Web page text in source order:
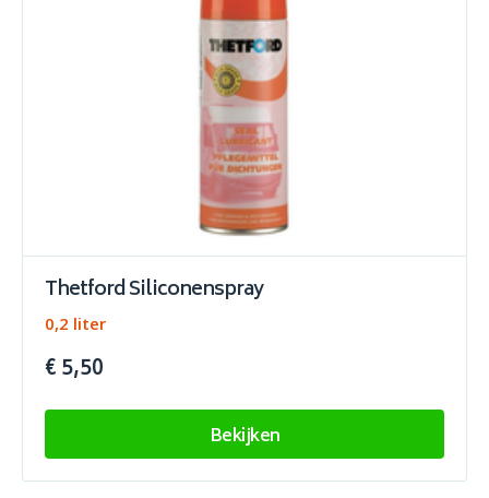
Thetford Siliconenspray
0,2 liter
€ 5,50
Bekijken